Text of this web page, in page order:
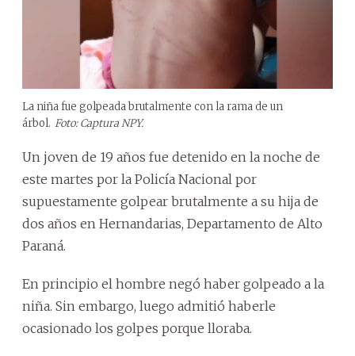
La niña fue golpeada brutalmente con la rama de un
árbol. Foto: Captura NPY.
Un joven de 19 años fue detenido en la noche de
este martes por la Policía Nacional por
supuestamente golpear brutalmente a su hija de
dos años en Hernandarias, Departamento de Alto
Paraná.
En principio el hombre negó haber golpeado a la
niña. Sin embargo, luego admitió haberle
ocasionado los golpes porque lloraba.